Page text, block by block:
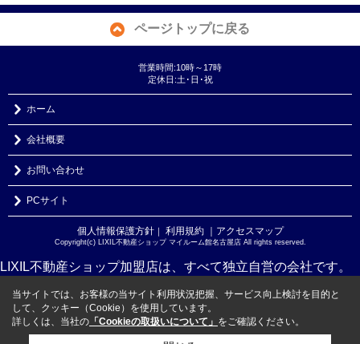
ページトップに戻る
営業時間:10時～17時
定休日:土･日･祝
ホーム
会社概要
お問い合わせ
PCサイト
個人情報保護方針｜ 利用規約 ｜アクセスマップ
Copyright(c) LIXIL不動産ショップ マイルーム館名古屋店 All rights reserved.
LIXIL不動産ショップ加盟店は、すべて独立自営の会社です。
当サイトでは、お客様の当サイト利用状況把握、サービス向上検討を目的と
して、クッキー（Cookie）を使用しています。
詳しくは、当社の 「Cookieの取扱いについて」 をご確認ください。